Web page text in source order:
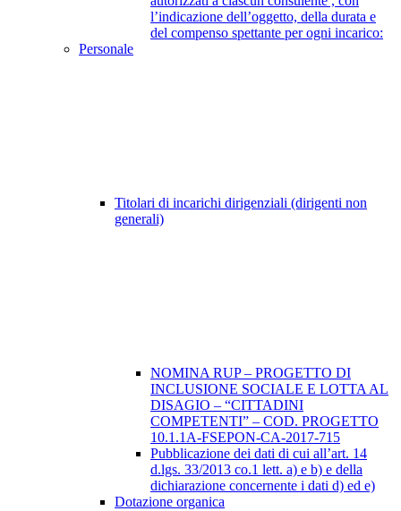
l’indicazione dell’oggetto, della durata e
del compenso spettante per ogni incarico:
Personale
Titolari di incarichi dirigenziali (dirigenti non
generali)
NOMINA RUP – PROGETTO DI
INCLUSIONE SOCIALE E LOTTA AL
DISAGIO – “CITTADINI
COMPETENTI” – COD. PROGETTO
10.1.1A-FSEPON-CA-2017-715
Pubblicazione dei dati di cui all’art. 14
d.lgs. 33/2013 co.1 lett. a) e b) e della
dichiarazione concernente i dati d) ed e)
Dotazione organica